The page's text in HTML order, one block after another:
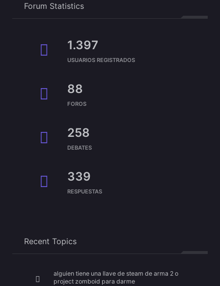
Forum Statistics
1.397
USUARIOS REGISTRADOS
88
FOROS
258
DEBATES
339
RESPUESTAS
Recent Topics
alguien tiene una llave de steam de arma 2 o
project zomboid para darme